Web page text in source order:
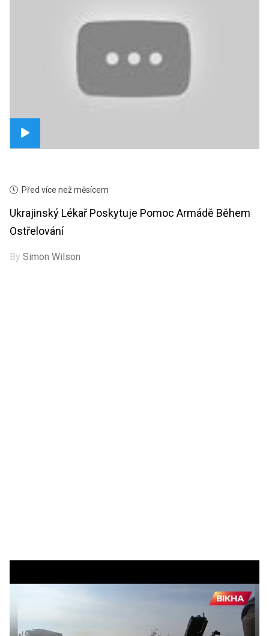
Před více než měsícem
Ukrajinský Lékař Poskytuje Pomoc Armádě Během
Ostřelování
BySimon Wilson